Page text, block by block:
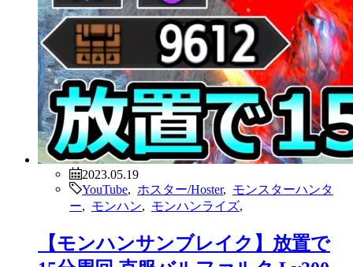
2023.05.19
YouTube
ホスター/Hoster, モンスターハンタ
ー
モンハン モンハンライズ
【モンハンサンブレイク】放置で